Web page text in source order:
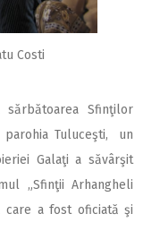
Costi
Sfinţilor
parohia Tuluceşti, un
Galaţi a săvârşit
„Sfinţii Arhangheli
care a fost oficiată şi